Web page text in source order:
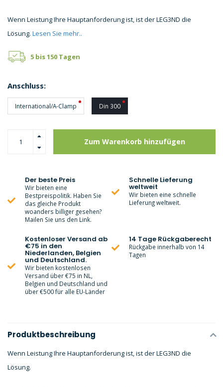
Wenn Leistung Ihre Hauptanforderung ist, ist der LEG3ND die
Lösung. Lesen Sie mehr..
5 bis 150 Tagen
Anschluss:
International/A-Clamp Din 300
Zum Warenkorb hinzufügen
Der beste Preis
Wir bieten eine
Bestpreispolitik. Haben Sie
das gleiche Produkt
woanders billiger gesehen?
Mailen Sie uns den Link.
Schnelle Lieferung
weltweit
Wir bieten eine schnelle
Lieferung weltweit.
Kostenloser Versand ab
€75 in den
Niederlanden, Belgien
und Deutschland.
Wir bieten kostenlosen
Versand über €75 in NL,
Belgien und Deutschland und
über €500 für alle EU-Länder
14 Tage Rückgaberecht
Rückgabe innerhalb von 14
Tagen
Produktbeschreibung
Wenn Leistung Ihre Hauptanforderung ist, ist der LEG3ND die
Lösung.